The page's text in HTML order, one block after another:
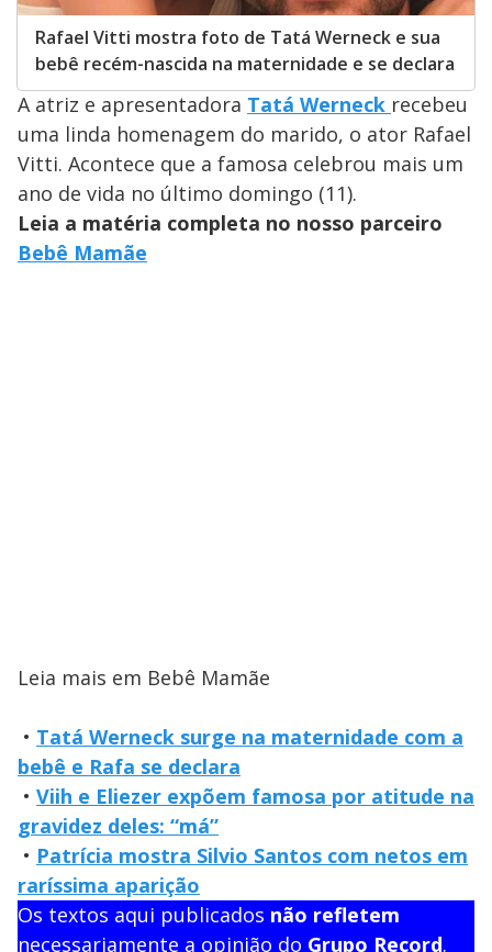
Rafael Vitti mostra foto de Tatá Werneck e sua
bebê recém-nascida na maternidade e se declara
A atriz e apresentadora Tatá Werneck recebeu
uma linda homenagem do marido, o ator Rafael
Vitti. Acontece que a famosa celebrou mais um
ano de vida no último domingo (11).
Leia a matéria completa no nosso parceiro
Bebê Mamãe
Leia mais em Bebê Mamãe
• Tatá Werneck surge na maternidade com a
bebê e Rafa se declara
• Viih e Eliezer expõem famosa por atitude na
gravidez deles: “má”
• Patrícia mostra Silvio Santos com netos em
raríssima aparição
Os textos aqui publicados não refletem
necessariamente a opinião do Grupo Record.